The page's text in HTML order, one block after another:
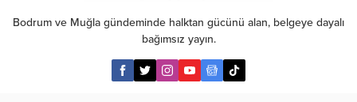
Bodrum ve Muğla gündeminde halktan gücünü alan, belgeye dayalı
bağımsız yayın.